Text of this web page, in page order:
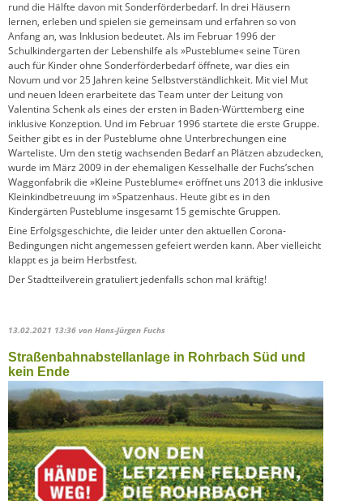
rund die Hälfte davon mit Sonderförderbedarf. In drei Häusern
lernen, erleben und spielen sie gemeinsam und erfahren so von
Anfang an, was Inklusion bedeutet. Als im Februar 1996 der
Schulkindergarten der Lebenshilfe als »Pusteblume« seine Türen
auch für Kinder ohne Sonderförderbedarf öffnete, war dies ein
Novum und vor 25 Jahren keine Selbstverständlichkeit. Mit viel Mut
und neuen Ideen erarbeitete das Team unter der Leitung von
Valentina Schenk als eines der ersten in Baden-Württemberg eine
inklusive Konzeption. Und im Februar 1996 startete die erste Gruppe.
Seither gibt es in der Pusteblume ohne Unterbrechungen eine
Warteliste. Um den stetig wachsenden Bedarf an Plätzen abzudecken,
wurde im März 2009 in der ehemaligen Kesselhalle der Fuchs’schen
Waggonfabrik die »Kleine Pusteblume« eröffnet uns 2013 die inklusive
Kleinkindbetreuung im »Spatzenhaus. Heute gibt es in den
Kindergärten Pusteblume insgesamt 15 gemischte Gruppen.
Eine Erfolgsgeschichte, die leider unter den aktuellen Corona-
Bedingungen nicht angemessen gefeiert werden kann. Aber vielleicht
klappt es ja beim Herbstfest.
Der Stadtteilverein gratuliert jedenfalls schon mal kräftig!
13.02.2021 13:36 von Hans-Jürgen Fuchs
Straßenbahnabstellanlage in Rohrbach Süd und
kein Ende